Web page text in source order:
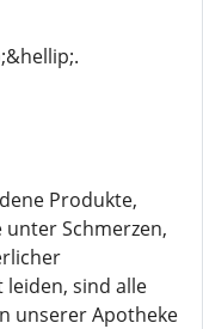
Produkte,
unter Schmerzen,
leiden, sind alle
unserer Apotheke